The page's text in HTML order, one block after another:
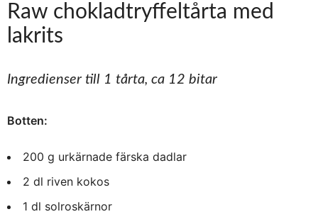
Raw chokladtryffeltårta med
lakrits
Ingredienser till 1 tårta, ca 12 bitar
Botten:
200 g urkärnade färska dadlar
2 dl riven kokos
1 dl solroskärnor